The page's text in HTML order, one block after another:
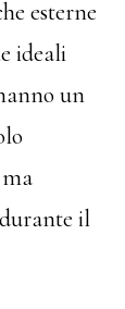
esterne
ideali
un
il